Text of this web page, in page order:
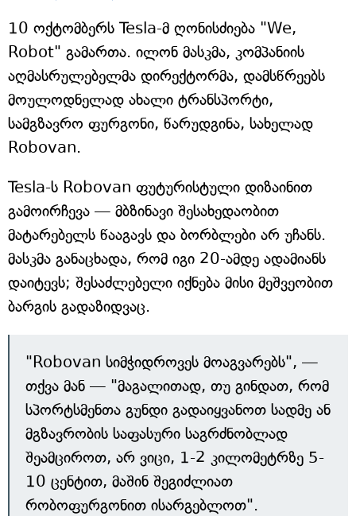
10 ოქტომბერს Tesla-მ ღონისძიება "We,
Robot" გამართა. ილონ მასკმა, კომპანიის
აღმასრულებელმა დირექტორმა, დამსწრეებს
მოულოდნელად ახალი ტრანსპორტი,
სამგზავრო ფურგონი, წარუდგინა, სახელად
Robovan.
Tesla-ს Robovan ფუტურისტული დიზაინით
გამოირჩევა — მბზინავი შესახედაობით
მატარებელს წააგავს და ბორბლები არ უჩანს.
მასკმა განაცხადა, რომ იგი 20-ამდე ადამიანს
დაიტევს; შესაძლებელი იქნება მისი მეშვეობით
ბარგის გადაზიდვაც.
"Robovan სიმჭიდროვეს მოაგვარებს", —
თქვა მან — "მაგალითად, თუ გინდათ, რომ
სპორტსმენთა გუნდი გადაიყვანოთ სადმე ან
მგზავრობის საფასური საგრძნობლად
შეამციროთ, არ ვიცი, 1-2 კილომეტრზე 5-
10 ცენტით, მაშინ შეგიძლიათ
რობოფურგონით ისარგებლოთ".